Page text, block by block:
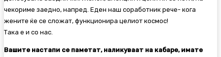
чекориме заедно, напред. Еден наш соработник рече- кога
жените ќе се сложат, функционира целиот космос!
Така е и со нас.
Вашите настапи се паметат, наликуваат на кабаре, имате